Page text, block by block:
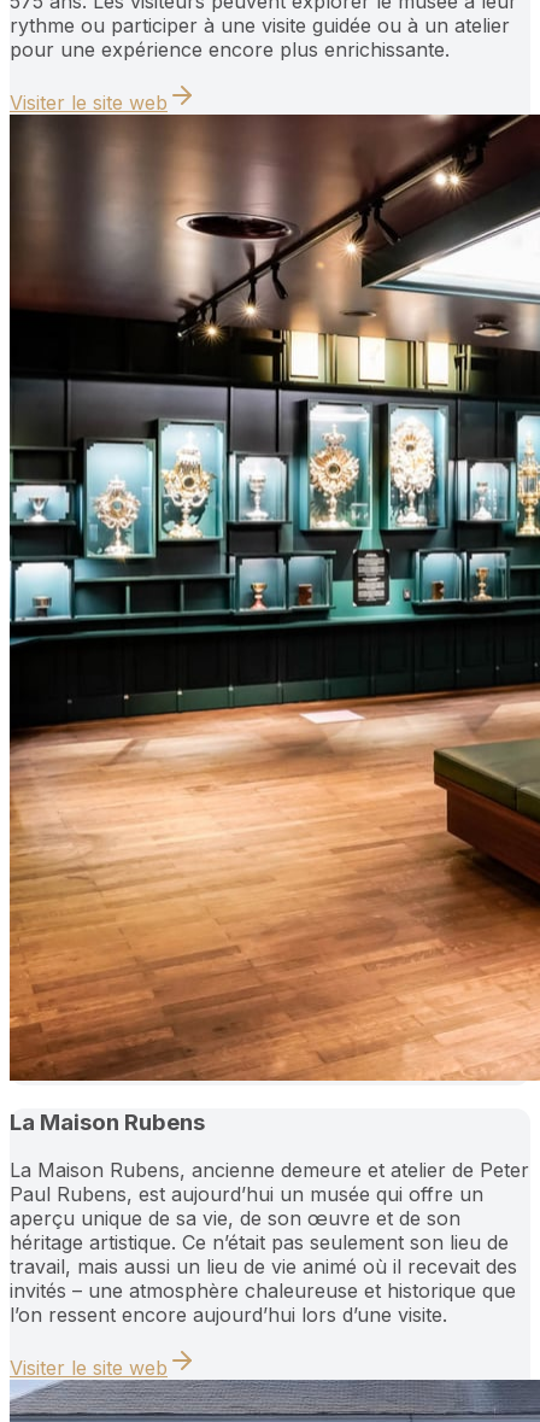
rythme ou participer à une visite guidée ou à un atelier
pour une expérience encore plus enrichissante.
Visiter le site web
La Maison Rubens
La Maison Rubens, ancienne demeure et atelier de Peter
Paul Rubens, est aujourd’hui un musée qui offre un
aperçu unique de sa vie, de son œuvre et de son
héritage artistique. Ce n’était pas seulement son lieu de
travail, mais aussi un lieu de vie animé où il recevait des
invités – une atmosphère chaleureuse et historique que
l’on ressent encore aujourd’hui lors d’une visite.
Visiter le site web